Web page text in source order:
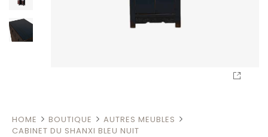
HOME BOUTIQUE
AUTRES MEUBLES
CABINET DU SHANXI BLEU NUIT